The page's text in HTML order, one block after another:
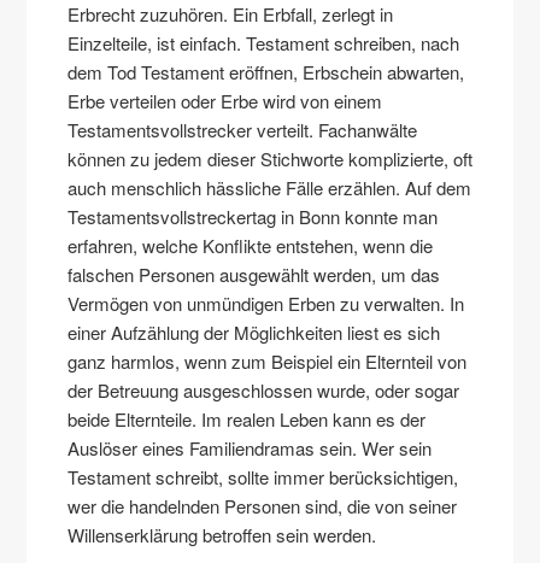
Erbrecht zuzuhören. Ein Erbfall, zerlegt in
Einzelteile, ist einfach. Testament schreiben, nach
dem Tod Testament eröffnen, Erbschein abwarten,
Erbe verteilen oder Erbe wird von einem
Testamentsvollstrecker verteilt. Fachanwälte
können zu jedem dieser Stichworte komplizierte, oft
auch menschlich hässliche Fälle erzählen. Auf dem
Testamentsvollstreckertag in Bonn konnte man
erfahren, welche Konflikte entstehen, wenn die
falschen Personen ausgewählt werden, um das
Vermögen von unmündigen Erben zu verwalten. In
einer Aufzählung der Möglichkeiten liest es sich
ganz harmlos, wenn zum Beispiel ein Elternteil von
der Betreuung ausgeschlossen wurde, oder sogar
beide Elternteile. Im realen Leben kann es der
Auslöser eines Familiendramas sein. Wer sein
Testament schreibt, sollte immer berücksichtigen,
wer die handelnden Personen sind, die von seiner
Willenserklärung betroffen sein werden.